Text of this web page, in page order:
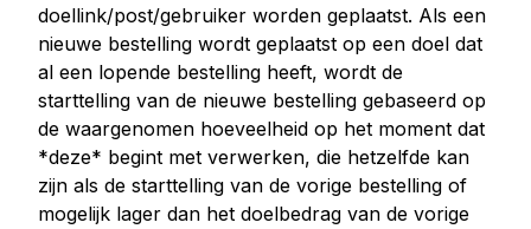
doellink/post/gebruiker worden geplaatst. Als een
nieuwe bestelling wordt geplaatst op een doel dat
al een lopende bestelling heeft, wordt de
starttelling van de nieuwe bestelling gebaseerd op
de waargenomen hoeveelheid op het moment dat
*deze* begint met verwerken, die hetzelfde kan
zijn als de starttelling van de vorige bestelling of
mogelijk lager dan het doelbedrag van de vorige